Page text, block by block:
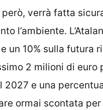
verrà fatta
l’ambiente.
e un 10% sulla futura
2 milioni di
2027 e una
ormai scontata